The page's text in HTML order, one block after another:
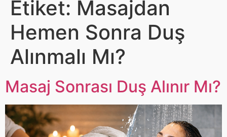
Etiket: Masajdan
Hemen Sonra Duş
Alınmalı Mı?
Masaj Sonrası Duş Alınır Mı?